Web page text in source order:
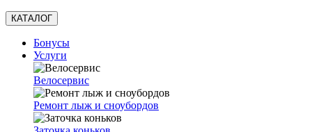
КАТАЛОГ
Бонусы
Услуги
Велосервис
Ремонт лыж и сноубордов